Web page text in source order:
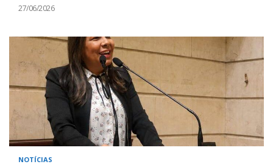
27/06/2026
NOTÍCIAS